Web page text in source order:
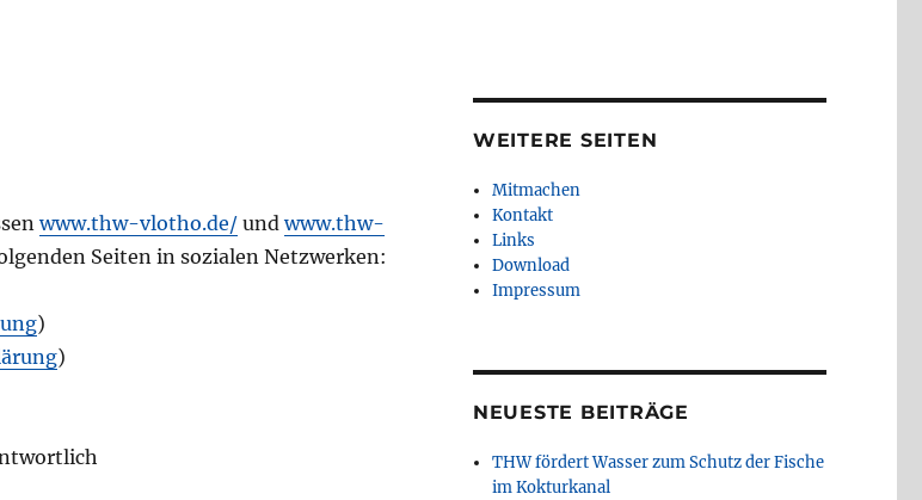
www.thw-vlotho.de/ undwww.thw-
Seiten in sozialen Netzwerken:
)
)
WEITERE SEITEN
Mitmachen
Kontakt
Links
Download
Impressum
NEUESTE BEITRÄGE
THW fördert Wasser zum Schutz der Fische
im Kokturkanal